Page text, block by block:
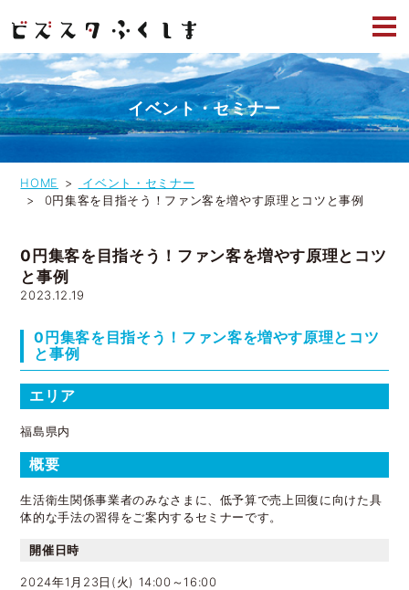
イベント・セミナー
HOME
イベント・セミナー
0円集客を目指そう！ファン客を増やす原理とコツと事例
0円集客を目指そう！ファン客を増やす原理とコツ
と事例
2023.12.19
0円集客を目指そう！ファン客を増やす原理とコツ
と事例
エリア
福島県内
概要
生活衛生関係事業者のみなさまに、低予算で売上回復に向けた具
体的な手法の習得をご案内するセミナーです。
開催日時
2024年1月23日(火) 14:00～16:00